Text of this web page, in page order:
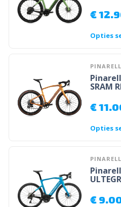
€
Opties
SRAM
€
Opties
€